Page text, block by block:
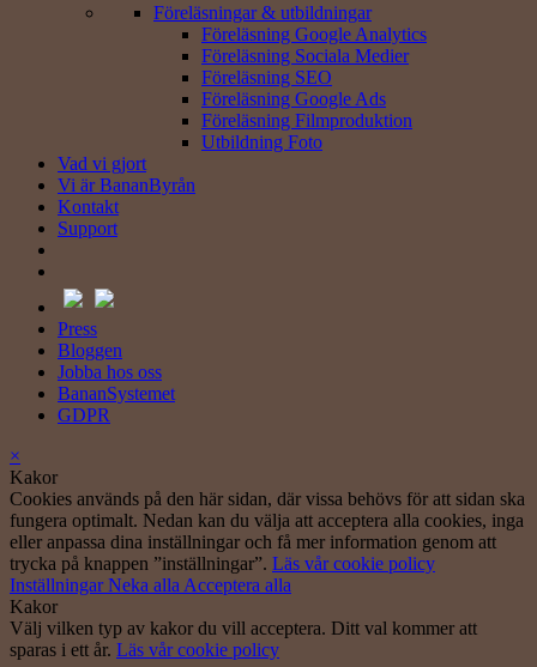
Föreläsningar & utbildningar
Föreläsning Google Analytics
Föreläsning Sociala Medier
Föreläsning SEO
Föreläsning Google Ads
Föreläsning Filmproduktion
Utbildning Foto
Vad vi gjort
Vi är BananByrån
Kontakt
Support
Press
Bloggen
Jobba hos oss
BananSystemet
GDPR
×
Kakor
Cookies används på den här sidan, där vissa behövs för att sidan ska
fungera optimalt. Nedan kan du välja att acceptera alla cookies, inga
eller anpassa dina inställningar och få mer information genom att
trycka på knappen ”inställningar”. Läs vår cookie policy
InställningarNeka alla Acceptera alla
Kakor
Välj vilken typ av kakor du vill acceptera. Ditt val kommer att
sparas i ett år. Läs vår cookie policy